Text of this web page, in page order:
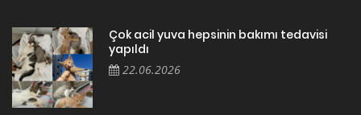
Çok acil yuva hepsinin bakımı tedavisi
yapıldı
22.06.2026